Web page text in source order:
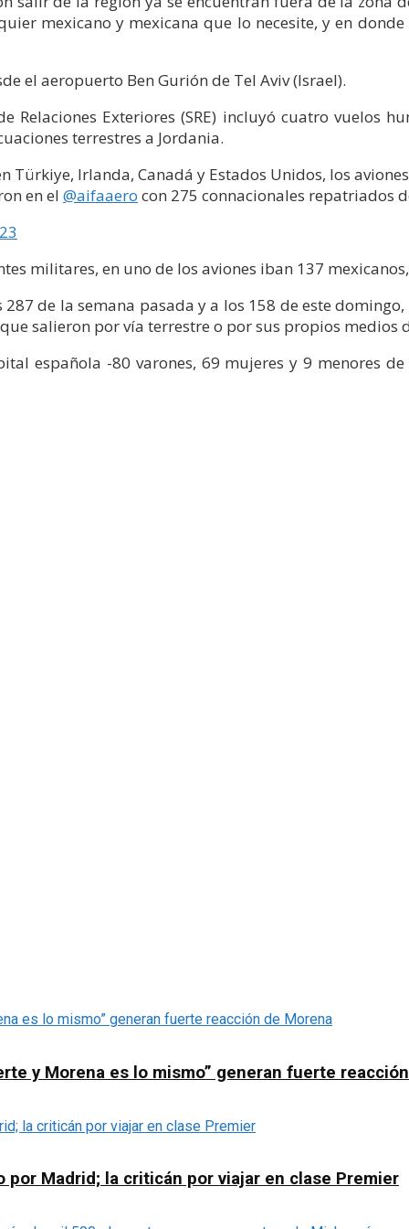
mexicano y mexicana que lo necesite, y en donde
el aeropuerto Ben Gurión de Tel Aviv (Israel).
Relaciones Exteriores (SRE) incluyó cuatro vuelos
terrestres a Jordania.
Türkiye, Irlanda, Canadá y Estados Unidos, los
en el @aifaaero con 275 connacionales repatriados
militares, en uno de los aviones iban 137
de la semana pasada y a los 158 de este
salieron por vía terrestre o por sus propios medios
española -80 varones, 69 mujeres y 9 menores
y Morena es lo mismo” generan fuerte
por Madrid; la criticán por viajar en clase Premier